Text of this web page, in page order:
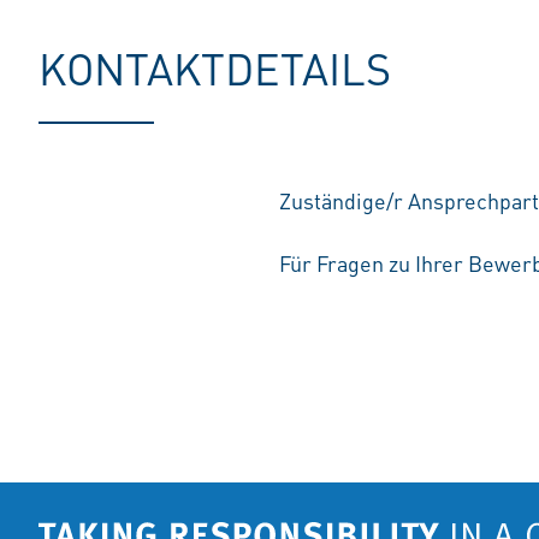
KONTAKTDETAILS
Zuständige/r
Für Fragen zu Ihrer